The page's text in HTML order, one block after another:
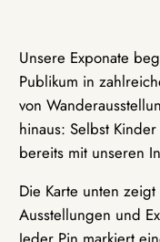
Unsere Exponate
Publikum in
von
hinaus: Selbst
bereits mit unseren
Die Karte unten
Ausstellungen und